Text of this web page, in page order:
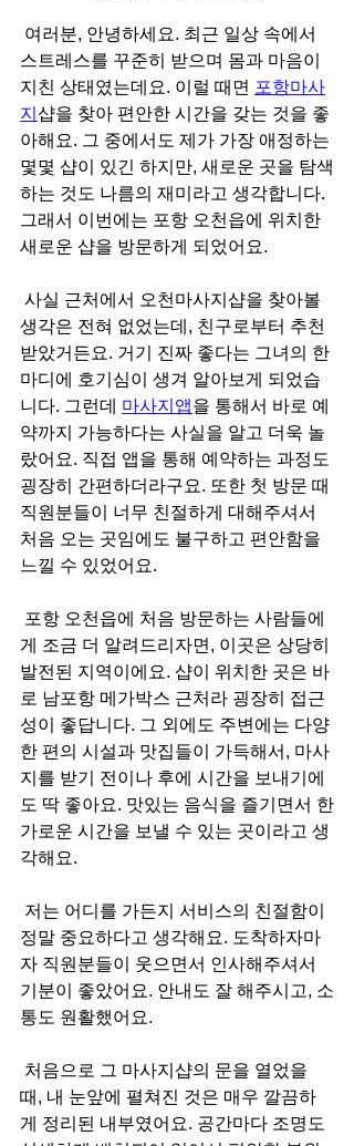
스트레스를 꾸준히 받으며 몸과 마음이
지친 상태였는데요. 이럴 때면 포항마사
지 샵을 찾아 편안한 시간을 갖는 것을 좋
아해요. 그 중에서도 제가 가장 애정하는
몇몇 샵이 있긴 하지만, 새로운 곳을 탐색
하는 것도 나름의 재미라고 생각합니다.
그래서 이번에는 포항 오천읍에 위치한
새로운 샵을 방문하게 되었어요.
생각은 전혀 없었는데, 친구로부터 추천
받았거든요. 거기 진짜 좋다는 그녀의 한
마디에 호기심이 생겨 알아보게 되었습
니다. 그런데 마사지앱을 통해서 바로 예
약까지 가능하다는 사실을 알고 더욱 놀
랐어요. 직접 앱을 통해 예약하는 과정도
굉장히 간편하더라구요. 또한 첫 방문 때
직원분들이 너무 친절하게 대해주셔서
처음 오는 곳임에도 불구하고 편안함을
느낄 수 있었어요.
게 조금 더 알려드리자면, 이곳은 상당히
발전된 지역이에요. 샵이 위치한 곳은 바
로 남포항 메가박스 근처라 굉장히 접근
성이 좋답니다. 그 외에도 주변에는 다양
한 편의 시설과 맛집들이 가득해서, 마사
지를 받기 전이나 후에 시간을 보내기에
도 딱 좋아요. 맛있는 음식을 즐기면서 한
가로운 시간을 보낼 수 있는 곳이라고 생
각해요.
정말 중요하다고 생각해요. 도착하자마
자 직원분들이 웃으면서 인사해주셔서
기분이 좋았어요. 안내도 잘 해주시고, 소
통도 원활했어요.
때, 내 눈앞에 펼쳐진 것은 매우 깔끔하
게 정리된 내부였어요. 공간마다 조명도